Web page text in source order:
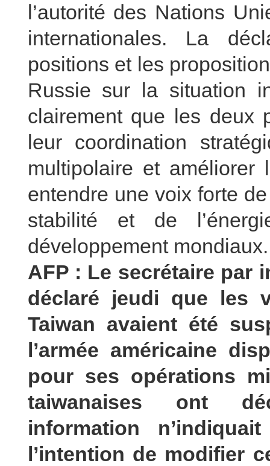
l’autorité des Nations
internationales. La
positions et les
Russie sur la situation
clairement que les deux
leur coordination
multipolaire et améliorer
entendre une voix forte
stabilité et de
développement mondiaux.
AFP : Le secrétaire par
déclaré jeudi que les
Taiwan avaient été
l’armée américaine
pour ses opérations
taiwanaises ont
information
l’intention de modifier